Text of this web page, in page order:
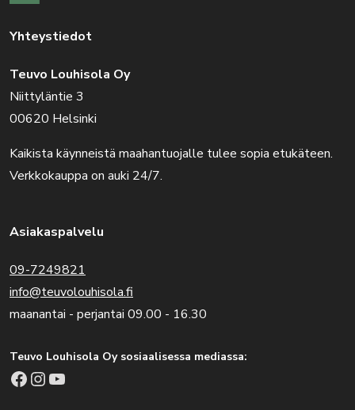
Yhteystiedot
Teuvo Louhisola Oy
Niittyläntie 3
00620 Helsinki
Kaikista käynneistä maahantuojalle tulee sopia etukäteen.
Verkkokauppa on auki 24/7.
Asiakaspalvelu
09-7249821
info@teuvolouhisola.fi
maanantai - perjantai 09.00 - 16.30
Teuvo Louhisola Oy sosiaalisessa mediassa:
Facebook Instagram YouTube